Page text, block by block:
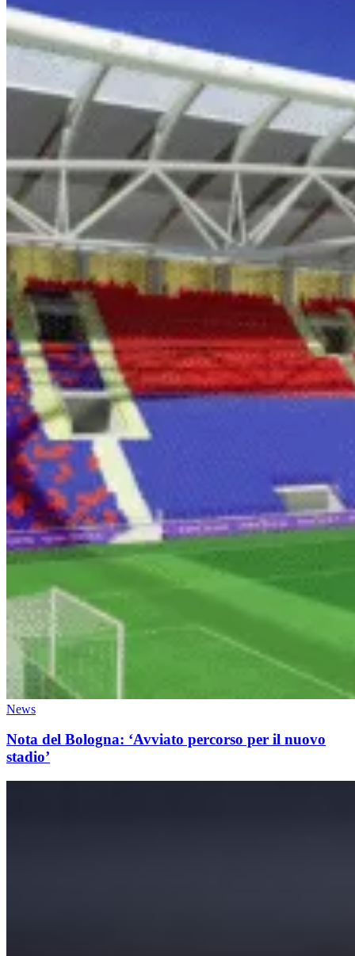
News
Nota del Bologna: ‘Avviato percorso per il nuovo
stadio’